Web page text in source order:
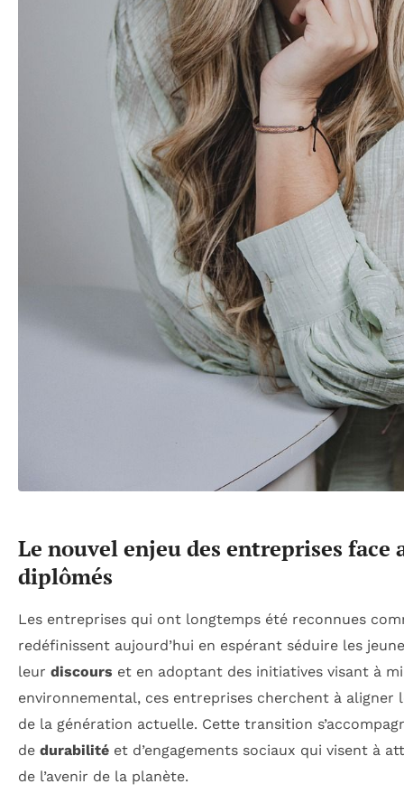
Le nouvel enjeu des entreprises face
diplômés
Les entreprises qui ont longtemps été reconnues
redéfinissent aujourd’hui en espérant séduire les
leur discours et en adoptant des initiatives visant à
environnemental, ces entreprises cherchent à aligner
de la génération actuelle. Cette transition
de durabilité et d’engagements sociaux qui visent à
de l’avenir de la planète.